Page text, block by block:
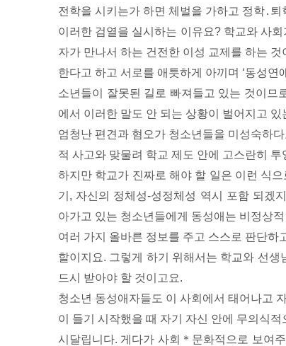
전학을 시키는가 하면 체벌을 가하고 정학․
이러한 검열을 실시하는 이유요? 학교와 사
자가 만나서 하는 건전한 이성 교제를 하는
한다고 하고 서로를 애틋하게 아끼며 ‘동성
소년들이 잘못된 길로 빠져들고 있는 것이므
에서 이러한 말도 안 되는 상황이 벌어지고
엄청난 편견과 혐오가 청소년들을 미성숙하
적 사고와 맞물려 학교 제도 안에 고스란히 투
하지만 학교가 진짜로 해야 할 일은 이런 식
기, 자신의 정체성-성정체성 역시 포함 되겠
아가고 있는 청소년들에게 동성애는 비정상
여러 가지 올바른 정보를 주고 스스로 판단하
할이지요. 그렇게 하기 위해서는 학교와 선
드시 받아야 할 것이고요.
청소년 동성애자들도 이 사회에서 태어나고
이 들기 시작했을 때 자기 자신 안에 무의식
시달립니다. 게다가 사회＊문화적으로 보여